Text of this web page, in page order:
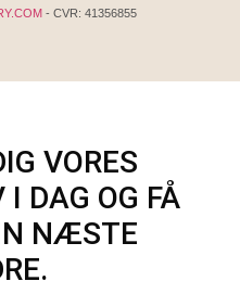
- CVR: 41356855
VORES
I DAG OG FÅ
NÆSTE